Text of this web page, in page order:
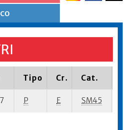
Tipo Cr. Cat.
P E SM45